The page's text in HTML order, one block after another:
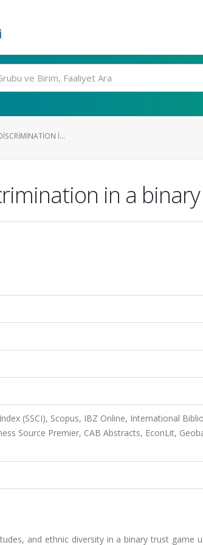
I...
in a
(SSCI), Scopus, IBZ Online, International
Source Premier, CAB Abstracts, EconLit,
and ethnic diversity in a binary trust game